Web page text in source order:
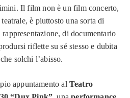
Il film non è un film concerto,
è piuttosto una sorta di
di documentario
riflette su sé stesso e dubita
solchi l’abisso.
appuntamento al Teatro